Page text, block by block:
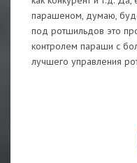
парашеном, думаю,
под ротшильдов это
контролем параши с
лучшего управления